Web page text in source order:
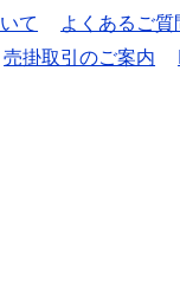
て
よくあるご質
売掛取引のご案内